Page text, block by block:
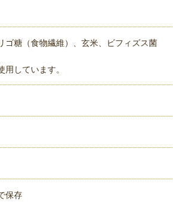
ゴ糖（食物繊維）、玄米、ビフィズス菌
しています。
保存